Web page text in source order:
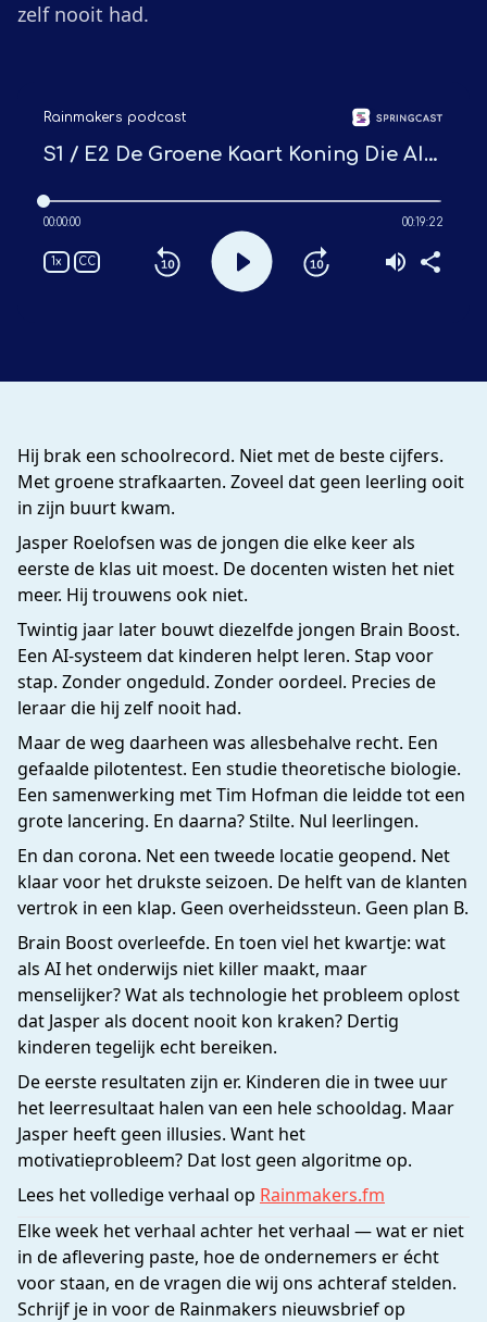
zelf nooit had.
Hij brak een schoolrecord. Niet met de beste cijfers.
Met groene strafkaarten. Zoveel dat geen leerling ooit
in zijn buurt kwam.
Jasper Roelofsen was de jongen die elke keer als
eerste de klas uit moest. De docenten wisten het niet
meer. Hij trouwens ook niet.
Twintig jaar later bouwt diezelfde jongen Brain Boost.
Een AI-systeem dat kinderen helpt leren. Stap voor
stap. Zonder ongeduld. Zonder oordeel. Precies de
leraar die hij zelf nooit had.
Maar de weg daarheen was allesbehalve recht. Een
gefaalde pilotentest. Een studie theoretische biologie.
Een samenwerking met Tim Hofman die leidde tot een
grote lancering. En daarna? Stilte. Nul leerlingen.
En dan corona. Net een tweede locatie geopend. Net
klaar voor het drukste seizoen. De helft van de klanten
vertrok in een klap. Geen overheidssteun. Geen plan B.
Brain Boost overleefde. En toen viel het kwartje: wat
als AI het onderwijs niet killer maakt, maar
menselijker? Wat als technologie het probleem oplost
dat Jasper als docent nooit kon kraken? Dertig
kinderen tegelijk echt bereiken.
De eerste resultaten zijn er. Kinderen die in twee uur
het leerresultaat halen van een hele schooldag. Maar
Jasper heeft geen illusies. Want het
motivatieprobleem? Dat lost geen algoritme op.
Lees het volledige verhaal op Rainmakers.fm
Elke week het verhaal achter het verhaal — wat er niet
in de aflevering paste, hoe de ondernemers er écht
voor staan, en de vragen die wij ons achteraf stelden.
Schrijf je in voor de Rainmakers nieuwsbrief op